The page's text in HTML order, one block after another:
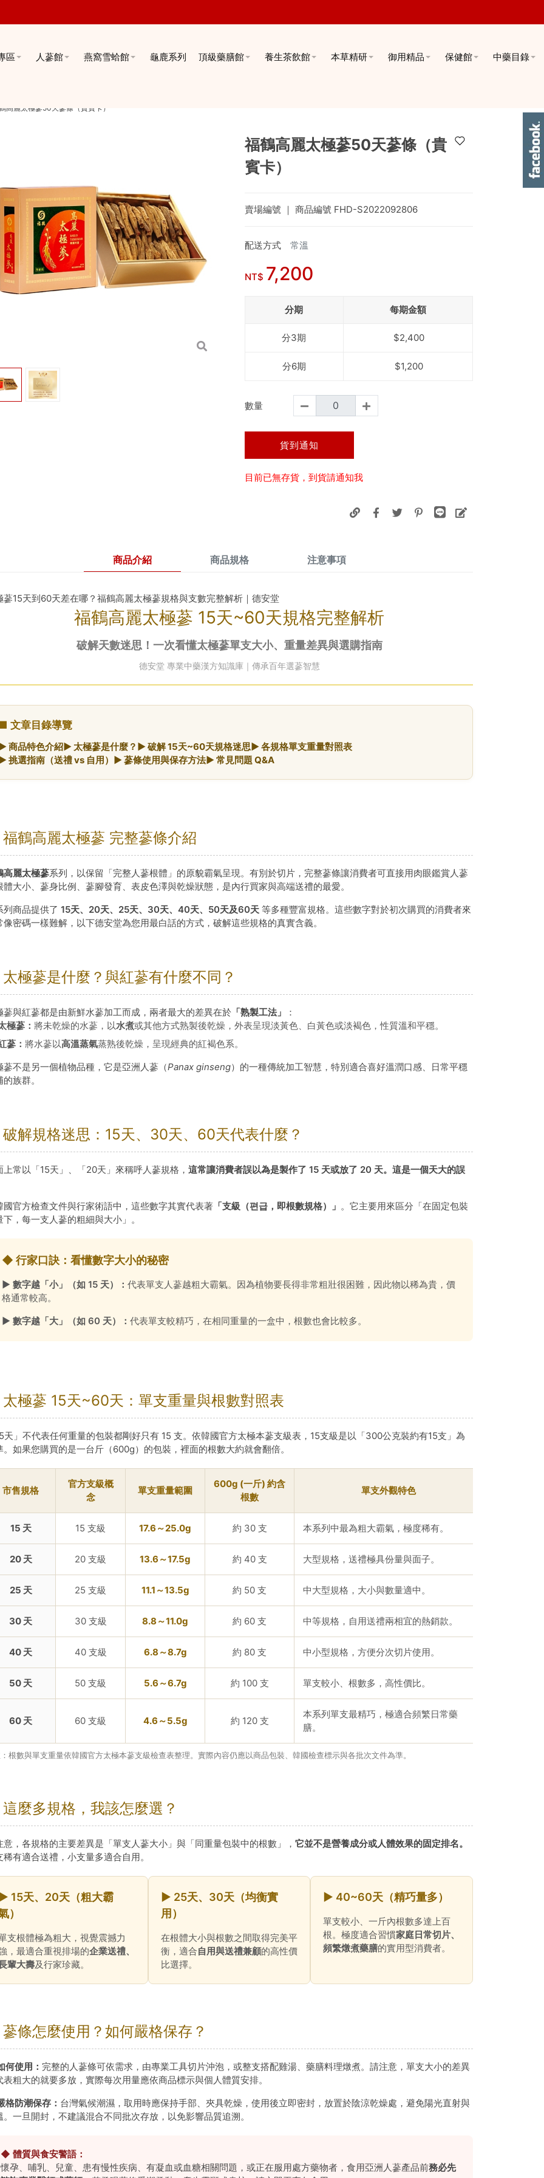
區 人蔘館 燕窩雪蛤館 龜鹿系列 頂級藥膳館 養生茶飲館 本草精研 御用精品 保健館 中藥目錄
高麗太極蔘50天蔘條（貴賓卡）
福鶴高麗太極蔘50天蔘條（貴
賓卡）
賣場編號 ｜ 商品編號 FHD-S2022092806
配送方式 常溫
NT$ 7,200
分期 每期金額
分3期 $2,400
分6期 $1,200
數量
貨到通知
目前已無存貨，到貨請通知我
商品介紹 商品規格 注意事項
蔘15天到60天差在哪？福鶴高麗太極蔘規格與支數完整解析｜德安堂
福鶴高麗太極蔘 15天~60天規格完整解析
破解天數迷思！一次看懂太極蔘單支大小、重量差異與選購指南
德安堂 專業中藥漢方知識庫｜傳承百年選蔘智慧
文章目錄導覽
商品特色介紹► 太極蔘是什麼？ ► 破解 15天~60天規格迷思► 各規格單支重量對照表
挑選指南（送禮 vs 自用） ► 蔘條使用與保存方法► 常見問題 Q&A
鶴高麗太極蔘 完整蔘條介紹
高麗太極蔘系列，以保留「完整人蔘根體」的原貌霸氣呈現。有別於切片，完整蔘條讓消費者可直接用肉眼鑑賞人蔘
體大小、蔘身比例、蔘腳發育、表皮色澤與乾燥狀態，是內行買家與高端送禮的最愛。
列商品提供了 15天、20天、25天、30天、40天、50天及60天 等多種豐富規格。這些數字對於初次購買的消費者來
像密碼一樣難解，以下德安堂為您用最白話的方式，破解這些規格的真實含義。
極蔘是什麼？與紅蔘有什麼不同？
蔘與紅蔘都是由新鮮水蔘加工而成，兩者最大的差異在於 「熟製工法」
：
極蔘： 將未乾燥的水蔘，以水煮或其他方式熟製後乾燥，外表呈現淡黃色、白黃色或淡褐色，性質溫和平穩。
蔘： 將水蔘以高溫蒸氣蒸熟後乾燥，呈現經典的紅褐色系。
蔘不是另一個植物品種，它是亞洲人蔘（Panax ginseng）的一種傳統加工智慧，特別適合喜好溫潤口感、日常平穩
族群。
解規格迷思：15天、30天、60天代表什麼？
上常以「15天」、「20天」來稱呼人蔘規格， 這常讓消費者誤以為是製作了 15 天或放了 20 天。這是一個天大的誤
國官方檢查文件與行家術語中，這些數字其實代表著 「支級（편급，即根數規格）」 。它主要用來區分「在固定包裝
下，每一支人蔘的粗細與大小」。
◆ 行家口訣：看懂數字大小的秘密
► 數字越「小」（如 15 天）： 代表單支人蔘越粗大霸氣。因為植物要長得非常粗壯很困難，因此物以稀為貴，價
格通常較高。
► 數字越「大」（如 60 天）： 代表單支較精巧，在相同重量的一盒中，根數也會比較多。
極蔘 15天~60天：單支重量與根數對照表
天」不代表任何重量的包裝都剛好只有 15 支。依韓國官方太極本蔘支級表，15支級是以「300公克裝約有15支」為
。如果您購買的是一台斤（600g）的包裝，裡面的根數大約就會翻倍。
市售規格
官方支級概
念
單支重量範圍
600g (一斤) 約含
根數
單支外觀特色
15 天 15 支級 17.6～25.0g 約 30 支 本系列中最為粗大霸氣，極度稀有。
20 天 20 支級 13.6～17.5g 約 40 支 大型規格，送禮極具份量與面子。
25 天 25 支級 11.1～13.5g 約 50 支 中大型規格，大小與數量適中。
30 天 30 支級 8.8～11.0g 約 60 支 中等規格，自用送禮兩相宜的熱銷款。
40 天 40 支級 6.8～8.7g 約 80 支 中小型規格，方便分次切片使用。
50 天 50 支級 5.6～6.7g 約 100 支 單支較小、根數多，高性價比。
60 天 60 支級 4.6～5.5g 約 120 支
本系列單支最精巧，極適合頻繁日常藥
膳。
根數與單支重量依韓國官方太極本蔘支級檢查表整理。實際內容仍應以商品包裝、韓國檢查標示與各批次文件為準。
麼多規格，我該怎麼選？
意，各規格的主要差異是「單支人蔘大小」與「同重量包裝中的根數」， 它並不是營養成分或人體效果的固定排名。
稀有適合送禮，小支量多適合自用。
15天、20天（粗大霸
）
支根體極為粗大，視覺震撼力
，最適合重視排場的企業送禮、
輩大壽及行家珍藏。
► 25天、30天（均衡實
用）
在根體大小與根數之間取得完美平
衡，適合自用與送禮兼顧的高性價
比選擇。
► 40~60天（精巧量多）
單支較小、一斤內根數多達上百
根。極度適合習慣家庭日常切片、
頻繁燉煮藥膳的實用型消費者。
條怎麼使用？如何嚴格保存？
使用： 完整的人蔘條可依需求，由專業工具切片沖泡，或整支搭配雞湯、藥膳料理燉煮。請注意，單支大小的差異
表粗大的就要多放，實際每次用量應依商品標示與個人體質安排。
防潮保存： 台灣氣候潮濕，取用時應保持手部、夾具乾燥，使用後立即密封，放置於陰涼乾燥處，避免陽光直射與
。一旦開封，不建議混合不同批次存放，以免影響品質追溯。
◆ 體質與食安警語：
懷孕、哺乳、兒童、患有慢性疾病、有凝血或血糖相關問題，或正在服用處方藥物者，食用亞洲人蔘產品前務必先